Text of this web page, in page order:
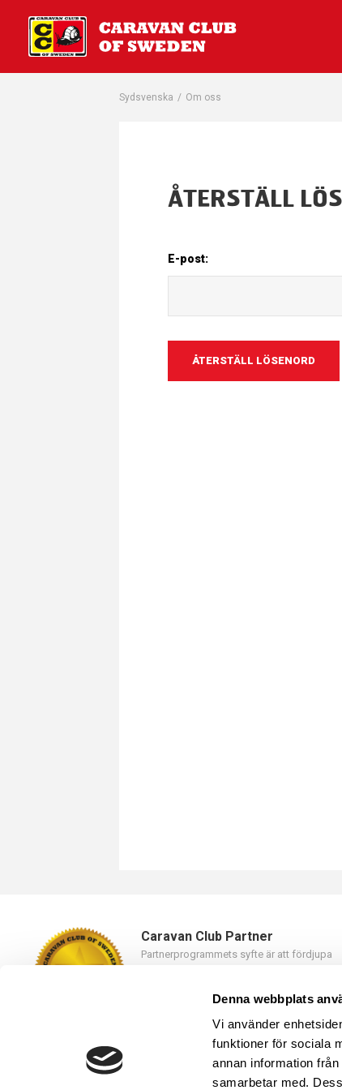
Denna webbplats
Vi använder
funktioner för sociala
annan information
samarbetar med.
Sydsvenska / Om oss
ÅTERSTÄLL
E-post:
Caravan Club Partner
Partnerprogrammets syfte är att fördjupa